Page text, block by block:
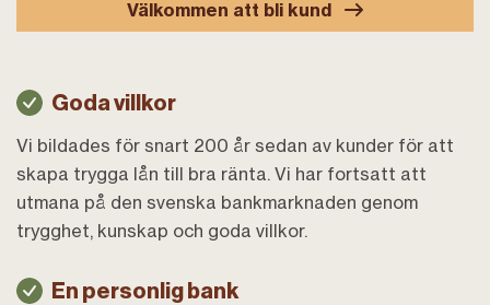
Välkommen att bli kund
Goda villkor
Vi bildades för snart 200 år sedan av kunder för att
skapa trygga lån till bra ränta. Vi har fortsatt att
utmana på den svenska bankmarknaden genom
trygghet, kunskap och goda villkor.
En personlig bank